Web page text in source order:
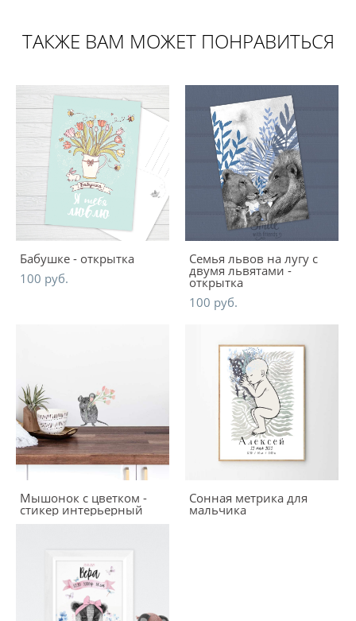
ТАКЖЕ ВАМ МОЖЕТ ПОНРАВИТЬСЯ
Бабушке - открытка
100 pуб.
Семья львов на лугу с
двумя львятами -
открытка
100 pуб.
Мышонок с цветком -
стикер интерьерный
Сонная метрика для
мальчика